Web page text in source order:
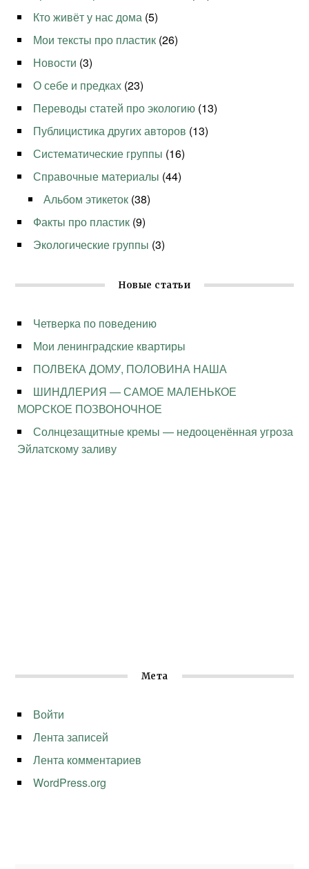
Кто живёт у нас дома (5)
Мои тексты про пластик (26)
Новости (3)
О себе и предках (23)
Переводы статей про экологию (13)
Публицистика других авторов (13)
Систематические группы (16)
Справочные материалы (44)
Альбом этикеток (38)
Факты про пластик (9)
Экологические группы (3)
Новые статьи
Четверка по поведению
Мои ленинградские квартиры
ПОЛВЕКА ДОМУ, ПОЛОВИНА НАША
ШИНДЛЕРИЯ — САМОЕ МАЛЕНЬКОЕ
МОРСКОЕ ПОЗВОНОЧНОЕ
Солнцезащитные кремы — недооценённая угроза
Эйлатскому заливу
Мета
Войти
Лента записей
Лента комментариев
WordPress.org